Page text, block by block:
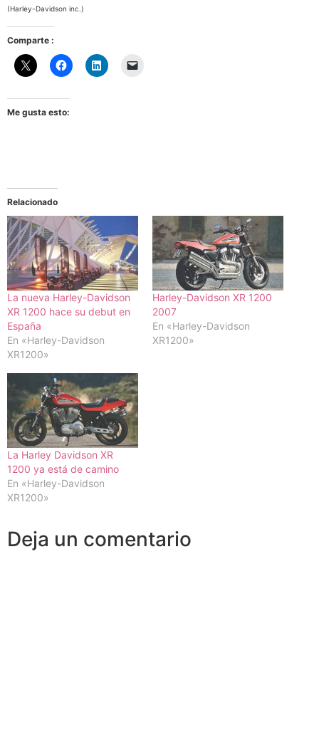
(Harley-Davidson inc.)
Comparte :
Me gusta esto:
Relacionado
La nueva Harley-Davidson
XR 1200 hace su debut en
España
En «Harley-Davidson
XR1200»
Harley-Davidson XR 1200
2007
En «Harley-Davidson
XR1200»
La Harley Davidson XR
1200 ya está de camino
En «Harley-Davidson
XR1200»
Deja un comentario